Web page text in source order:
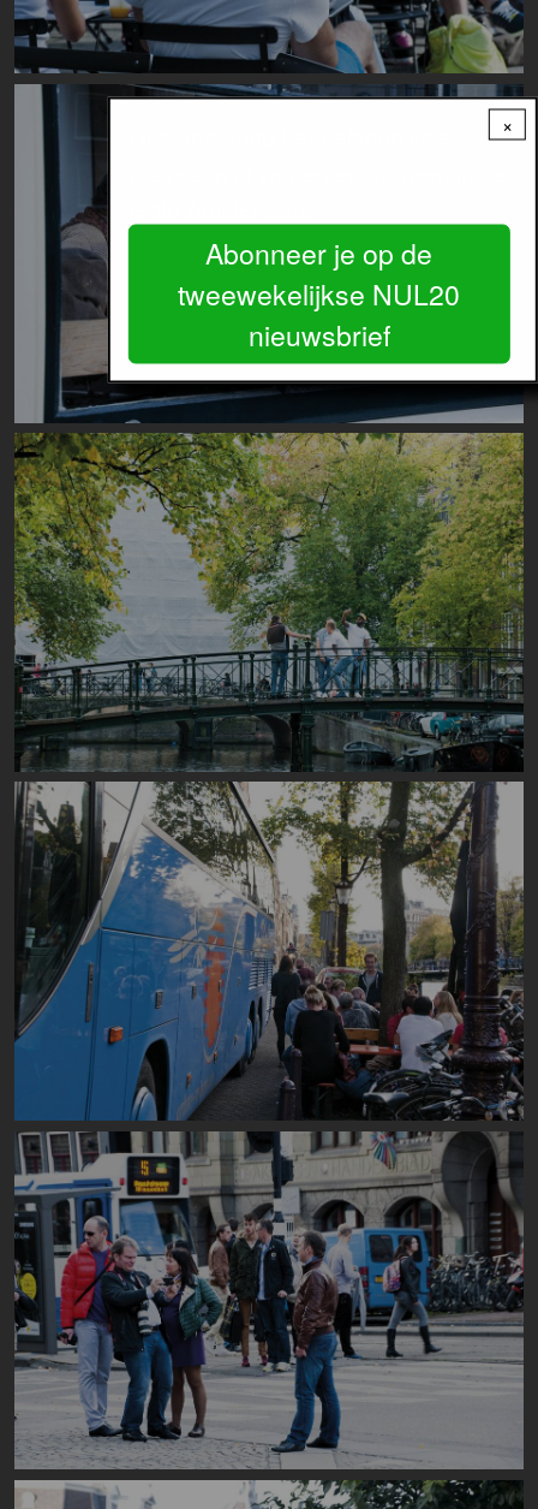
Image
Image
Image
Image
Image
×
Abonneer je op de
tweewekelijkse NUL20
nieuwsbrief